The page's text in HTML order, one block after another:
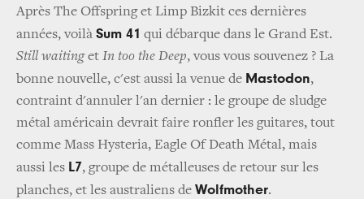
Après The Offspring et Limp Bizkit ces dernières
années, voilà Sum 41 qui débarque dans le Grand Est.
Still waitinget In too the Deep, vous vous souvenez ? La
bonne nouvelle, c'est aussi la venue de Mastodon,
contraint d'annuler l'an dernier : le groupe de sludge
métal américain devrait faire ronfler les guitares, tout
comme Mass Hysteria, Eagle Of Death Métal, mais
aussi les L7, groupe de métalleuses de retour sur les
planches, et les australiens de Wolfmother.